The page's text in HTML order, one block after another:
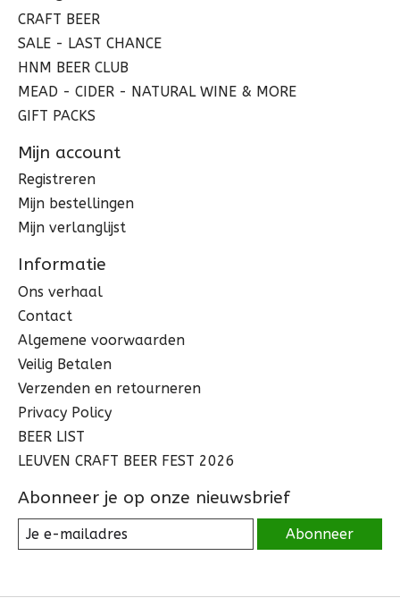
CRAFT BEER
SALE - LAST CHANCE
HNM BEER CLUB
MEAD - CIDER - NATURAL WINE & MORE
GIFT PACKS
Mijn account
Registreren
Mijn bestellingen
Mijn verlanglijst
Informatie
Ons verhaal
Contact
Algemene voorwaarden
Veilig Betalen
Verzenden en retourneren
Privacy Policy
BEER LIST
LEUVEN CRAFT BEER FEST 2026
Abonneer je op onze nieuwsbrief
Abonneer